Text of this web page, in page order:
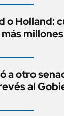
o Holland:
a otro
al